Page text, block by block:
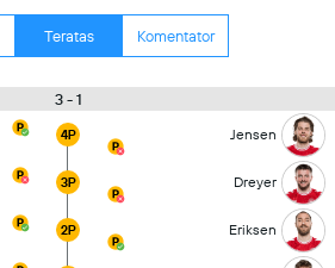
Teratas Komentator
3 - 1
4P Jensen
3P Dreyer
2P Eriksen